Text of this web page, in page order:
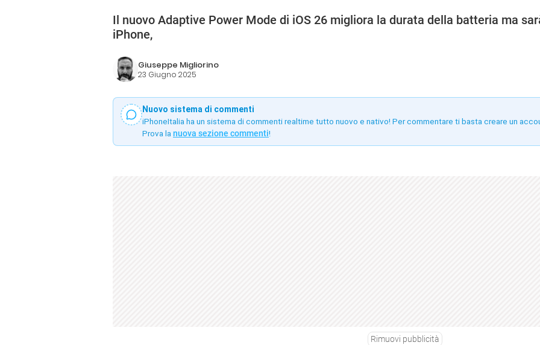
Il nuovo Adaptive Power Mode di iOS 26 migliora la durata della batteria ma
iPhone,
Giuseppe Migliorino
23 Giugno 2025
Nuovo sistema di commenti
iPhoneItalia ha un sistema di commenti realtime tutto nuovo e nativo! Per commentare ti basta creare un
Prova la nuova sezione commenti!
Rimuovi pubblicità